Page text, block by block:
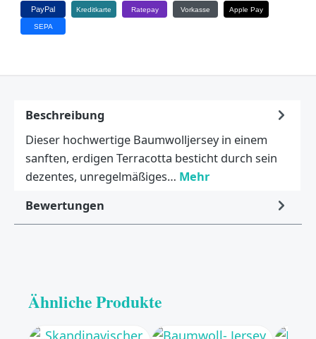
PayPal Kreditkarte Ratepay Vorkasse Apple Pay
SEPA
Beschreibung
Dieser hochwertige Baumwolljersey in einem
sanften, erdigen Terracotta besticht durch sein
dezentes, unregelmäßiges… Mehr
Bewertungen
Ähnliche Produkte